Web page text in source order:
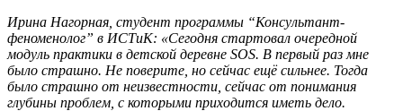
Ирина Нагорная, студент программы “Консультант-
феноменолог” в ИСТиК: «Сегодня стартовал очередной
модуль практики в детской деревне SOS. В первый раз мне
было страшно. Не поверите, но сейчас ещё сильнее. Тогда
было страшно от неизвестности, сейчас от понимания
глубины проблем, с которыми приходится иметь дело.